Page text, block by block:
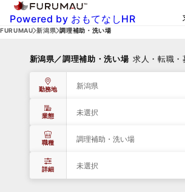
Powered by おもてなしHR
FURUMAU 新潟県 調理補助・洗い場
新潟県／調理補助・洗い場 求人・転職・
勤務地 新潟県
業態 未選択
職種 調理補助・洗い場
詳細 未選択